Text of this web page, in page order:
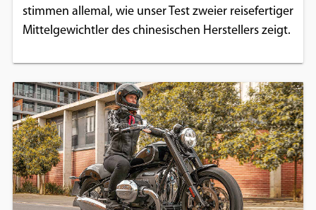
stimmen allemal, wie unser Test zweier reisefertiger
Mittelgewichtler des chinesischen Herstellers zeigt.